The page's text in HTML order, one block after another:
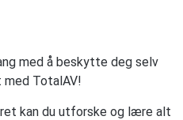
med å beskytte deg selv
TotalAV!
kan du utforske og lære alt